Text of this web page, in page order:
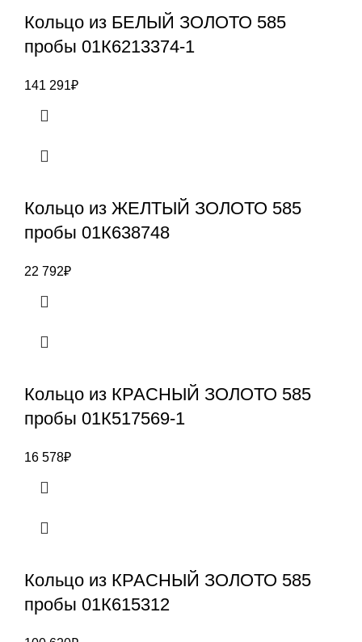
Кольцо из БЕЛЫЙ ЗОЛОТО 585
пробы 01К6213374-1
141 291₽
Кольцо из ЖЕЛТЫЙ ЗОЛОТО 585
пробы 01К638748
22 792₽
Кольцо из КРАСНЫЙ ЗОЛОТО 585
пробы 01К517569-1
16 578₽
Кольцо из КРАСНЫЙ ЗОЛОТО 585
пробы 01К615312